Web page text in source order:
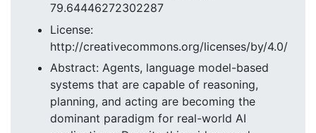
79.64446272302287
License:
http://creativecommons.org/licenses/by/4.0/
Abstract: Agents, language model-based
systems that are capable of reasoning,
planning, and acting are becoming the
dominant paradigm for real-world AI